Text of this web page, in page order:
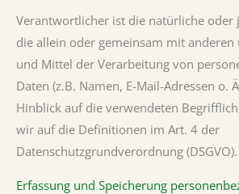
Verantwortlicher ist die natürliche oder
die allein oder gemeinsam mit anderen
und Mittel der Verarbeitung von
Daten (z.B. Namen, E-Mail-Adressen o.
Hinblick auf die verwendeten
wir auf die Definitionen im Art. 4 der
Datenschutzgrundverordnung (DSGVO).
Erfassung und Speicherung